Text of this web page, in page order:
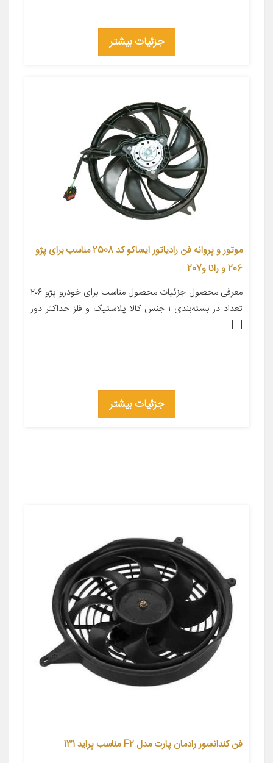
جزئیات بیشتر
موتور و پروانه فن رادیاتور ایساکو کد 2508 مناسب برای پژو
206 و رانا و207
معرفی محصول جزئیات محصول مناسب برای خودرو پژو ۲۰۶
تعداد در بسته‌بندی ۱ جنس کالا پلاستیک و فلز حداکثر دور
[…]
جزئیات بیشتر
فن کندانسور رادمان پارت مدل F2 مناسب پراید 131